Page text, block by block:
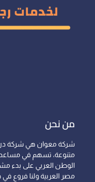
من نحن
شركة معوان هي شركة
متنوعة، تسهم في
الوطن العربي على بدء
مصر العربية ولنا فروع في